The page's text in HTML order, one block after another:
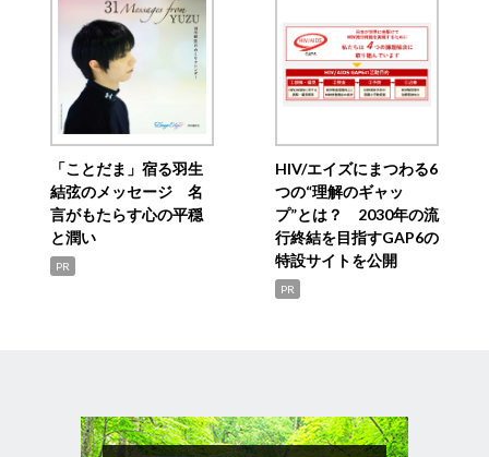
「ことだま」宿る羽生
結弦のメッセージ 名
言がもたらす心の平穏
と潤い
PR
HIV/エイズにまつわる6
つの“理解のギャッ
プ”とは？ 2030年の流
行終結を目指すGAP6の
特設サイトを公開
PR